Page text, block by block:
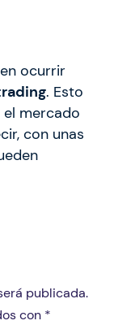
ocurrir
. Esto
el mercado
con unas
publicada.
con *